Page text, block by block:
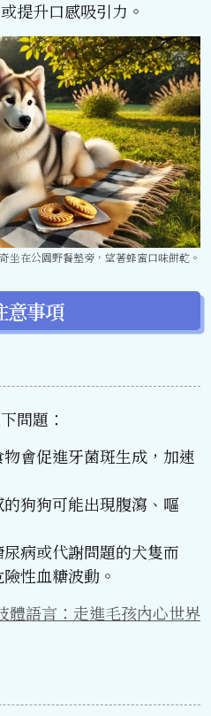
提升口感吸引力。
坐在公園野餐墊旁，望著蜂蜜口味餅乾。
意事項
問題：
物會促進牙菌斑生成，加速
的狗狗可能出現腹瀉、嘔
尿病或代謝問題的犬隻而
性血糖波動。
體語言：走進毛孩內心世界